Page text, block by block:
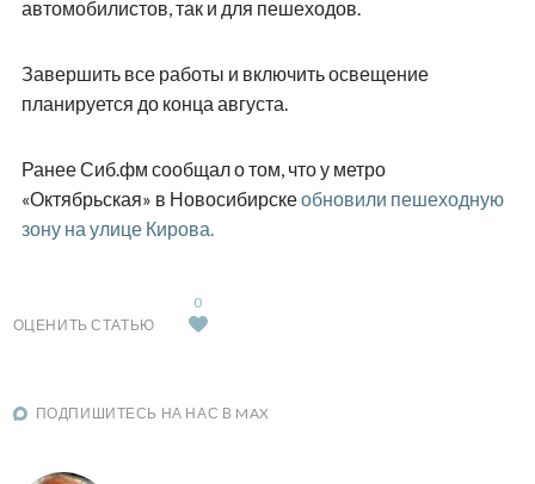
автомобилистов, так и для пешеходов.
Завершить все работы и включить освещение
планируется до конца августа.
Ранее Сиб.фм сообщал о том, что у метро
«Октябрьская» в Новосибирскеобновили пешеходную
зону на улице Кирова.
ОЦЕНИТЬ СТАТЬЮ
0
ПОДПИШИТЕСЬ НА НАС В MAX